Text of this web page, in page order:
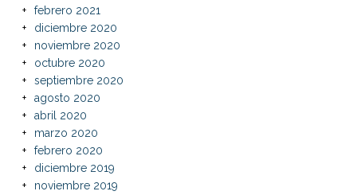
febrero 2021
diciembre 2020
noviembre 2020
octubre 2020
septiembre 2020
agosto 2020
abril 2020
marzo 2020
febrero 2020
diciembre 2019
noviembre 2019